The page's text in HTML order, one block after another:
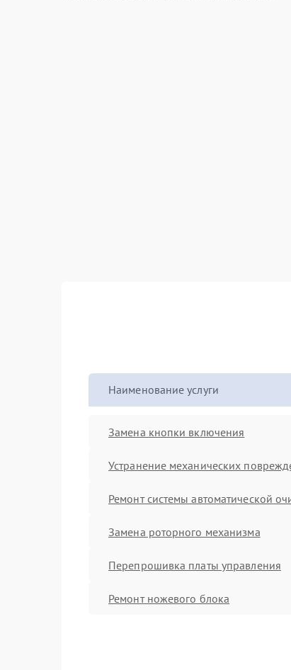
Наименование услуги
Замена кнопки включения
Устранение механических
Ремонт системы автоматической
Замена роторного механизма
Перепрошивка платы управления
Ремонт ножевого блока